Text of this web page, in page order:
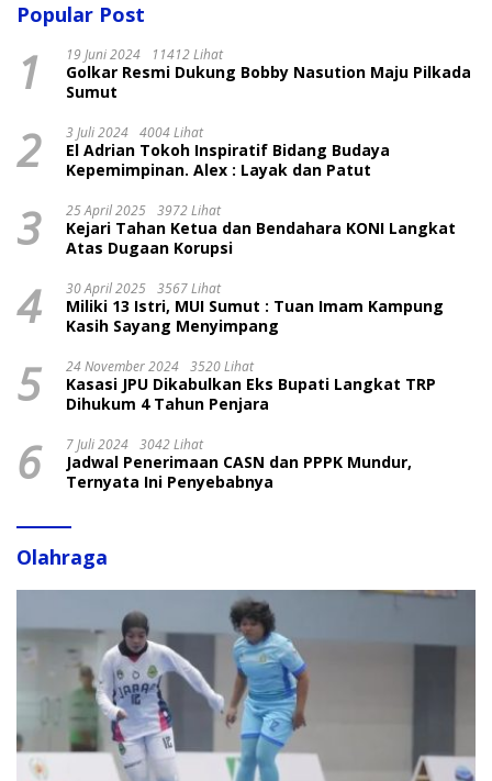
Popular Post
1 19 Juni 2024 11412 Lihat
Golkar Resmi Dukung Bobby Nasution Maju Pilkada
Sumut
2 3 Juli 2024 4004 Lihat
El Adrian Tokoh Inspiratif Bidang Budaya
Kepemimpinan. Alex : Layak dan Patut
3 25 April 2025 3972 Lihat
Kejari Tahan Ketua dan Bendahara KONI Langkat
Atas Dugaan Korupsi
4 30 April 2025 3567 Lihat
Miliki 13 Istri, MUI Sumut : Tuan Imam Kampung
Kasih Sayang Menyimpang
5 24 November 2024 3520 Lihat
Kasasi JPU Dikabulkan Eks Bupati Langkat TRP
Dihukum 4 Tahun Penjara
6 7 Juli 2024 3042 Lihat
Jadwal Penerimaan CASN dan PPPK Mundur,
Ternyata Ini Penyebabnya
Olahraga